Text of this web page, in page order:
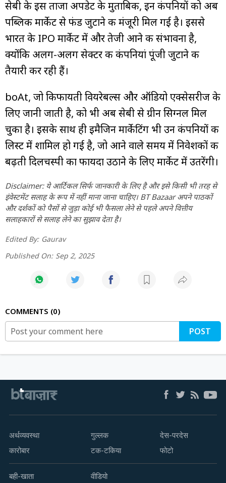
सेबी के इस ताजा अपडेट के मुताबिक, इन कंपनियों को अब
पब्लिक मार्केट से फंड जुटाने की मंजूरी मिल गई है। इससे
भारत के IPO मार्केट में और तेजी आने की संभावना है,
क्योंकि अलग-अलग सेक्टर की कंपनियां पूंजी जुटाने की
तैयारी कर रही हैं।
boAt, जो किफायती वियरेबल्स और ऑडियो एक्सेसरीज के
लिए जानी जाती है, को भी अब सेबी से ग्रीन सिग्नल मिल
चुका है। इसके साथ ही इमैजिन मार्केटिंग भी उन कंपनियों की
लिस्ट में शामिल हो गई है, जो आने वाले समय में निवेशकों की
बढ़ती दिलचस्पी का फायदा उठाने के लिए मार्केट में उतरेंगी।
Disclaimer: ये आर्टिकल सिर्फ जानकारी के लिए है और इसे किसी भी तरह से
इंवेस्टमेंट सलाह के रूप में नहीं माना जाना चाहिए। BT Bazaar अपने पाठकों
और दर्शकों को पैसों से जुड़ा कोई भी फैसला लेने से पहले अपने वित्तीय
सलाहकारों से सलाह लेने का सुझाव देता है।
Edited By: Gaurav
Published On: Sep 2, 2025
COMMENTS 0
POST
अर्थव्यवस्था
कारोबार
गुल्लक
टक-टकिया
देस-परदेस
फोटो
बही-खाता वीडियो